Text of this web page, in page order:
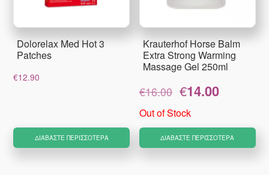
Dolorelax Med Hot 3
Patches
€12.90
ΔΙΑΒΆΣΤΕ ΠΕΡΙΣΣΌΤΕΡΑ
Krauterhof Horse Balm
Extra Strong Warming
Massage Gel 250ml
€16.00
Original
price
was:
€14.00
€14.00.
Out of Stock
ΔΙΑΒΆΣΤΕ ΠΕΡΙΣΣΌΤΕΡΑ